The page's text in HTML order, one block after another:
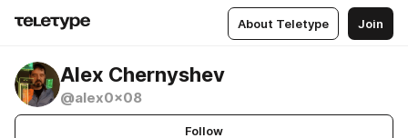
About Teletype Join
Alex Chernyshev
@alex0x08
Follow